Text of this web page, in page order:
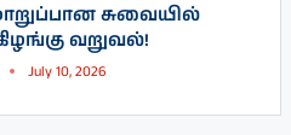
சுவையில்
வறுவல்!
July 10, 2026